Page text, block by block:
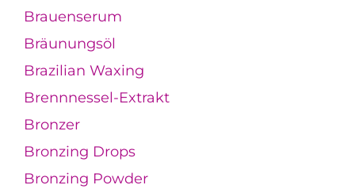
Brauenserum
Bräunungsöl
Brazilian Waxing
Brennnessel-Extrakt
Bronzer
Bronzing Drops
Bronzing Powder